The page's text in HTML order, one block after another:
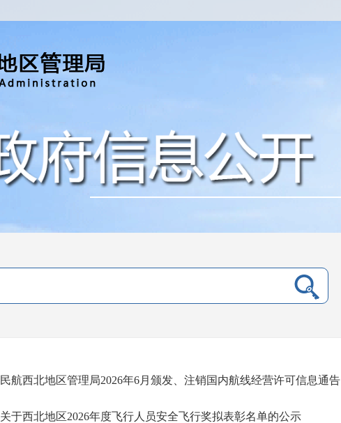
民航西北地区管理局2026年6月颁发、注销国内航线经营许可信息通告
关于西北地区2026年度飞行人员安全飞行奖拟表彰名单的公示